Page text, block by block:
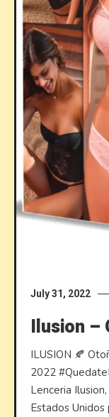
July 31, 2022
Ilusion –
ILUSION 🍂
2022
Lenceria
Estados